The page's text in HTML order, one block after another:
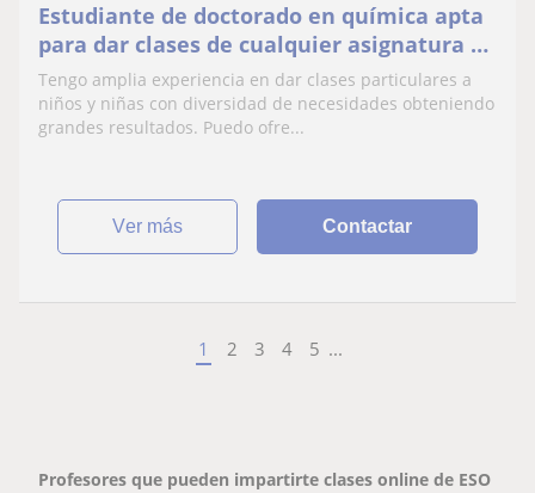
Estudiante de doctorado en química apta
para dar clases de cualquier asignatura y
edad. Muchos años de experiencia.
Tengo amplia experiencia en dar clases particulares a
niños y niñas con diversidad de necesidades obteniendo
grandes resultados. Puedo ofre...
ver más Contactar
1 2 3 4 5 ...
Profesores que pueden impartirte clases online de ESO